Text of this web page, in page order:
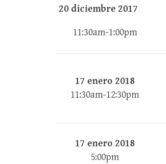
20 diciembre 2017
11:30am-1:00pm
17 enero 2018
11:30am-12:30pm
17 enero 2018
5:00pm